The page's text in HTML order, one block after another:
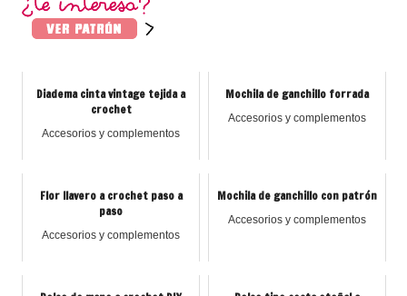
Diadema cinta vintage tejida a
crochet
Accesorios y complementos
Mochila de ganchillo forrada
Accesorios y complementos
Flor llavero a crochet paso a
paso
Accesorios y complementos
Mochila de ganchillo con patrón
Accesorios y complementos